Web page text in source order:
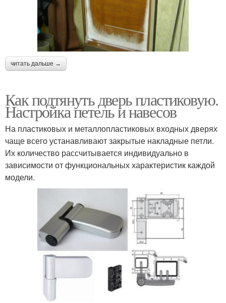
читать дальше →
Как подтянуть дверь пластиковую.
Настройка петель и навесов
На пластиковых и металлопластиковых входных дверях
чаще всего устанавливают закрытые накладные петли.
Их количество рассчитывается индивидуально в
зависимости от функциональных характеристик каждой
модели.